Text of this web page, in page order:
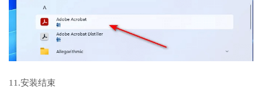
11.安装结束